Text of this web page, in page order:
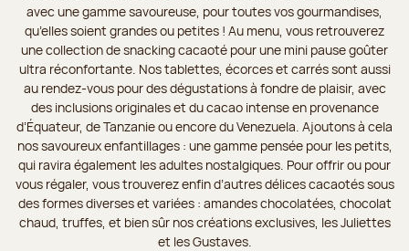
avec une gamme savoureuse, pour toutes vos gourmandises,
qu’elles soient grandes ou petites ! Au menu, vous retrouverez
une collection de snacking cacaoté pour une mini pause goûter
ultra réconfortante. Nos tablettes, écorces et carrés sont aussi
au rendez-vous pour des dégustations à fondre de plaisir, avec
des inclusions originales et du cacao intense en provenance
d’Équateur, de Tanzanie ou encore du Venezuela. Ajoutons à cela
nos savoureux enfantillages : une gamme pensée pour les petits,
qui ravira également les adultes nostalgiques. Pour offrir ou pour
vous régaler, vous trouverez enfin d’autres délices cacaotés sous
des formes diverses et variées : amandes chocolatées, chocolat
chaud, truffes, et bien sûr nos créations exclusives, les Juliettes
et les Gustaves.